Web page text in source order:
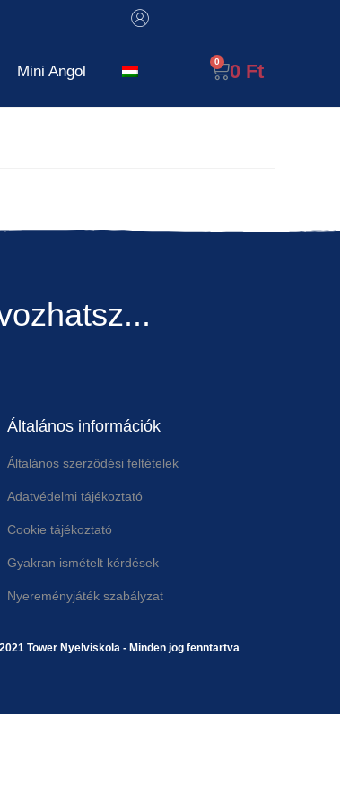
Mini Angol 0 Ft
Általános információk
Általános szerződési feltételek
Adatvédelmi tájékoztató
Cookie tájékoztató
Gyakran ismételt kérdések
Nyereményjáték szabályzat
Tower Nyelviskola - Minden jog fenntartva